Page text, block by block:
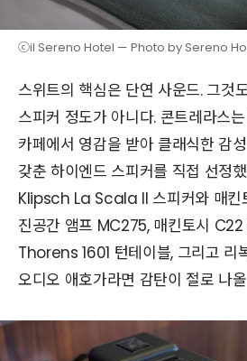
ⓒil Sereno Hotel — Photo by Sereno
스위트의 핵심은 단연 사운드. 그것
스피커 정도가 아니다. 콘트레라스
카페에서 영감을 받아 클래식한 감
갖춘 하이엔드 스피커를 직접 선정
Klipsch La Scala II 스피커와 매
진공간 앰프 MC275, 매킨토시 C22
Thorens 1601 턴테이블, 그리고 리
오디오 애호가라면 감탄이 절로 나